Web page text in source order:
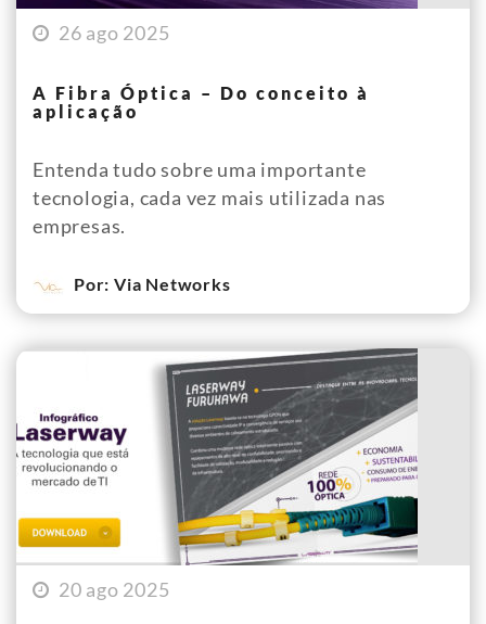
26 ago 2025
A Fibra Óptica – Do conceito à
aplicação
Entenda tudo sobre uma importante
tecnologia, cada vez mais utilizada nas
empresas.
Por: Via Networks
20 ago 2025